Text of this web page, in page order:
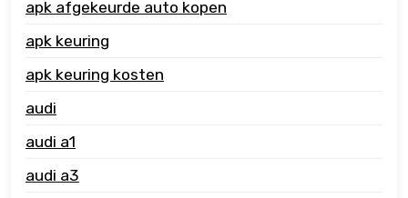
apk afgekeurde auto kopen
apk keuring
apk keuring kosten
audi
audi a1
audi a3